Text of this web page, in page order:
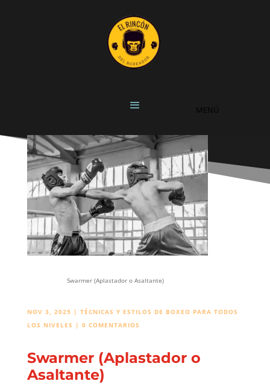
Swarmer (Aplastador o Asaltante)
NOV 3, 2025 | TÉCNICAS Y ESTILOS DE BOXEO PARA TODOS
LOS NIVELES | 0 COMENTARIOS
Swarmer (Aplastador o
Asaltante)